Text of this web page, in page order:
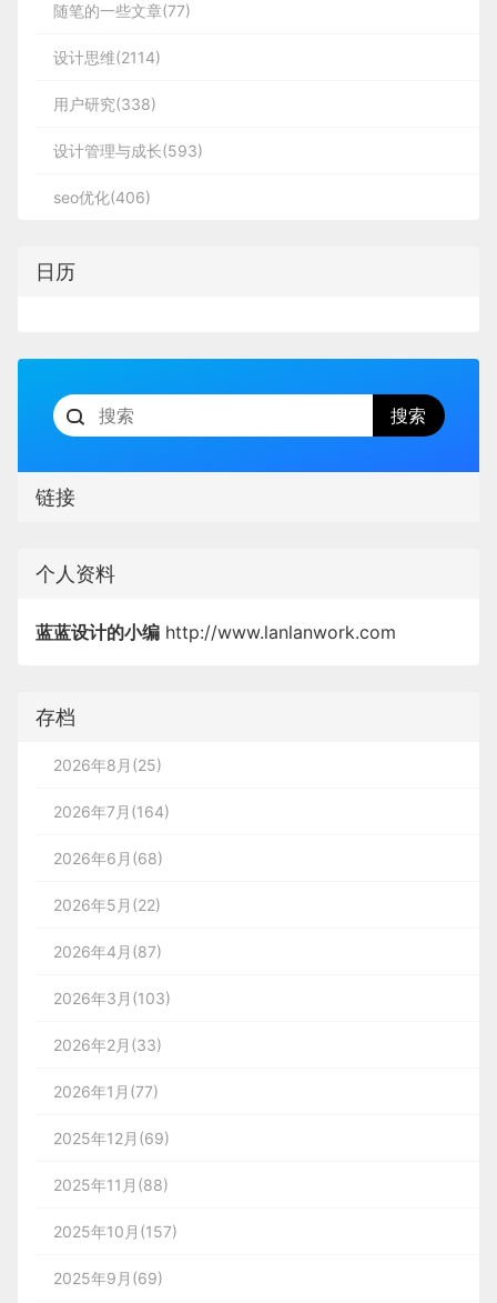
随笔的一些文章(77)
设计思维(2114)
用户研究(338)
设计管理与成长(593)
seo优化(406)
日历
链接
个人资料
蓝蓝设计的小编 http://www.lanlanwork.com
存档
2026年8月(25)
2026年7月(164)
2026年6月(68)
2026年5月(22)
2026年4月(87)
2026年3月(103)
2026年2月(33)
2026年1月(77)
2025年12月(69)
2025年11月(88)
2025年10月(157)
2025年9月(69)